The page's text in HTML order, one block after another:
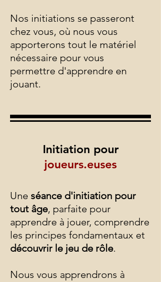
Nos initiations se passeront
chez vous, où nous vous
apporterons tout le matériel
nécessaire pour vous
permettre d'apprendre en
jouant.
Initiation pour
joueurs.euses
Une séance d'initiation pour
tout âge, parfaite pour
apprendre à jouer, comprendre
les principes fondamentaux et
découvrir le jeu de rôle.
Nous vous apprendrons à